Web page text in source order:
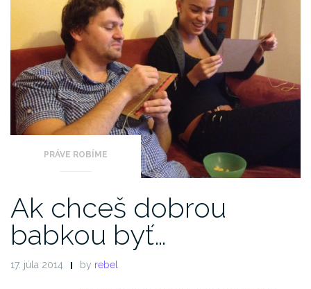
PRÁVE ROBÍME
Ak chceš dobrou
babkou byť…
17. júla 2014 by rebel